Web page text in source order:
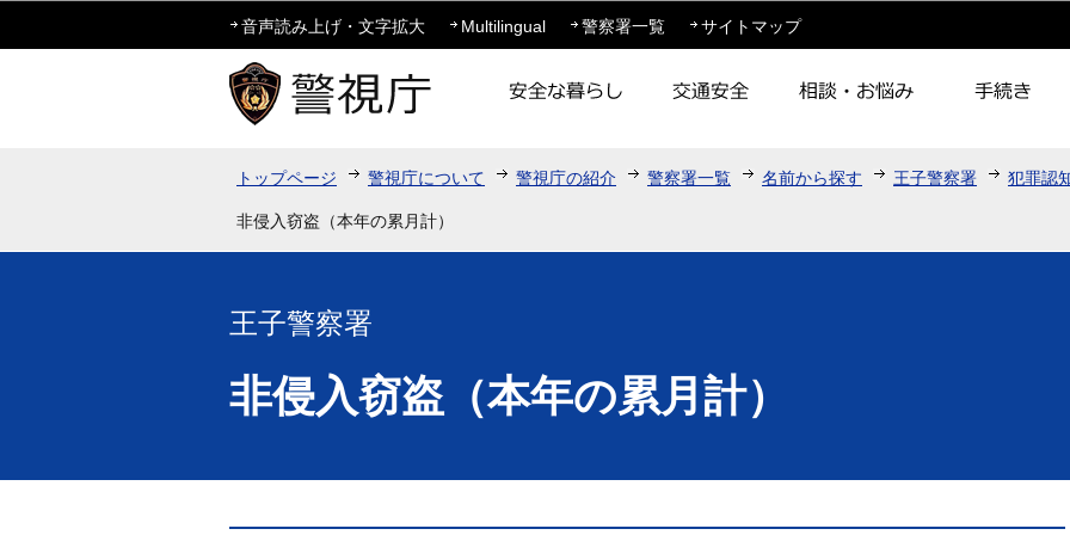
このページの本文へ移動
音声読み上げ・文字拡大 Multilingual 警察署一覧 サイトマップ
トップページ 警視庁について 警視庁の紹介 警察署一覧 名前から探す 王子警察署 犯罪認
非侵入窃盗（本年の累月計）
王子警察署
非侵入窃盗（本年の累月計）